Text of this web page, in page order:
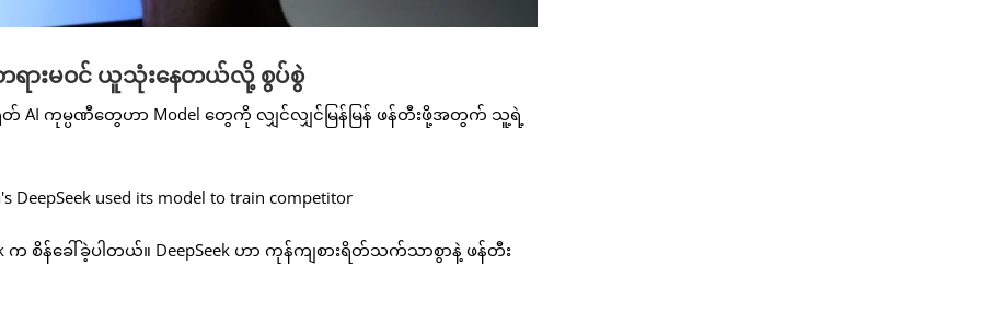
ရားမဝင် ယူသုံးနေတယ်လို့ စွပ်စွဲ
ရုတ် AI ကုမ္ပဏီတွေဟာ Model တွေကို လျှင်လျှင်မြန်မြန် ဖန်တီးဖို့အတွက် သူ့ရဲ့
က စိန်ခေါ်ခဲ့ပါတယ်။ DeepSeek ဟာ ကုန်ကျစားရိတ်သက်သာစွာနဲ့ ဖန်တီး